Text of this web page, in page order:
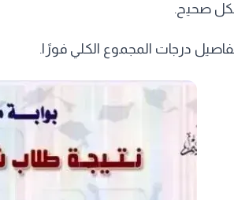
صحيح.
درجات المجموع الكلي فورًا.